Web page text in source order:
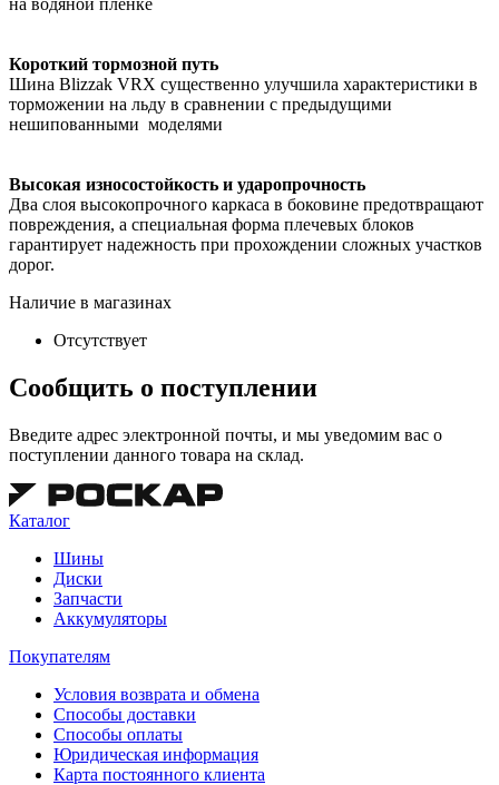
Короткий тормозной путь
Шина Blizzak VRX существенно улучшила характеристики в
торможении на льду в сравнении с предыдущими
нешипованными моделями
Высокая износостойкость и ударопрочность
Два слоя высокопрочного каркаса в боковине предотвращают
повреждения, а специальная форма плечевых блоков
гарантирует надежность при прохождении сложных участков
дорог.
Наличие в магазинах
Отсутствует
Сообщить о поступлении
Введите адрес электронной почты, и мы уведомим вас о
поступлении данного товара на склад.
Каталог
Шины
Диски
Запчасти
Аккумуляторы
Покупателям
Условия возврата и обмена
Способы доставки
Способы оплаты
Юридическая информация
Карта постоянного клиента